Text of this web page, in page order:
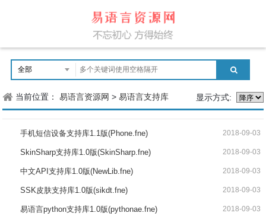
当前位置：易语言资源网 >易语言支持库 显示方式:
手机短信设备支持库1.1版(Phone.fne) 2018-09-03
SkinSharp支持库1.0版(SkinSharp.fne) 2018-09-03
中文API支持库1.0版(NewLib.fne) 2018-09-03
SSK皮肤支持库1.0版(sikdt.fne) 2018-09-03
易语言python支持库1.0版(pythonae.fne) 2018-09-03